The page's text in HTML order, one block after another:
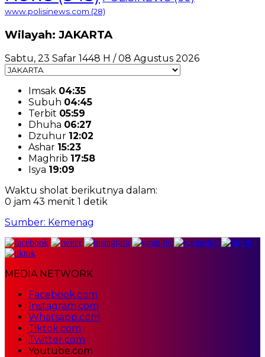
www.polisinews.com (28)
Wilayah: JAKARTA
Sabtu, 23 Safar 1448 H / 08 Agustus 2026
Imsak 04:35
Subuh 04:45
Terbit 05:59
Dhuha 06:27
Dzuhur 12:02
Ashar 15:23
Maghrib 17:58
Isya 19:09
Waktu sholat berikutnya dalam:
0 jam 43 menit 0 detik
Sumber: Kemenag
MEDIA NETWORK
Facebook.com
Instagram.com
Whatsapp.com
Tiktok.com
Twitter.com
Youtube.com